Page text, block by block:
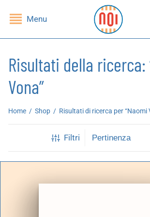
Menu
Risultati della ricerca:
Vona”
Home / Shop / Risultati di ricerca per “Naomi
Filtri
DI LETTURA